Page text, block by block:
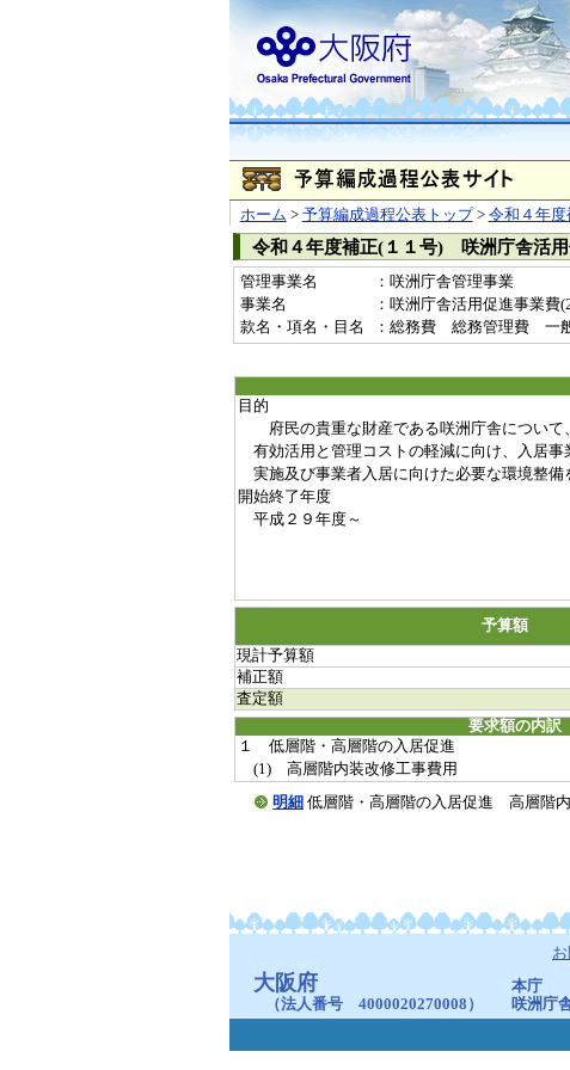
ホーム > 予算編成過程公表トップ> 令和４年
令和４年度補正(１１号) 咲洲庁舎活
管理事業名 ：咲洲庁舎管理事業
事業名
：咲洲庁舎活用促進事業費
款名・項名・目名
：総務費 総務管理費 一
目的
府民の貴重な財産である咲洲庁舎について
有効活用と管理コストの軽減に向け、入居事
実施及び事業者入居に向けた必要な環境整備
開始終了年度
平成２９年度～
予算額
現計予算額
補正額
査定額
要求額の内訳
１ 低層階・高層階の入居促進
(1) 高層階内装改修工事費用
明細 低層階・高層階の入居促進 高層階
大阪府
（法人番号 4000020270008）
本庁
咲洲庁